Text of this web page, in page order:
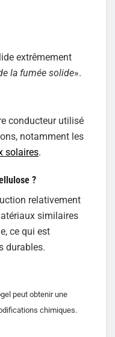
extrêmement
la fumée solide».
conducteur utilisé
notamment les
solaires.
?
relativement
similaires
ce qui est
durables.
peut obtenir une
chimiques.